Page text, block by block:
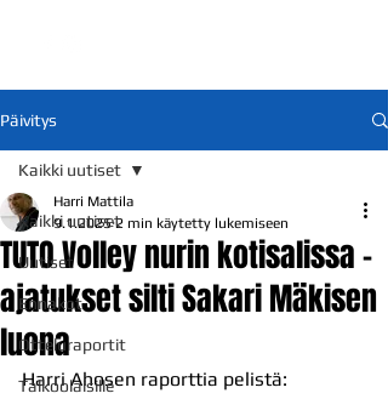
Päivitys
Kaikki uutiset
Uutiset
Ennakot
Otteluraportit
Talkoolaisille
Kaikki uutiset
TUTO Volley nurin kotisalissa -
ajatukset silti Sakari Mäkisen
luona
Harri Mattila
9.1.2025 2 min käytetty lukemiseen
Harri Ahosen raporttia pelistä: